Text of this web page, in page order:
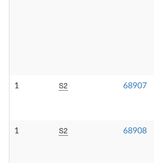
1 S2 68907
1 S2 68908